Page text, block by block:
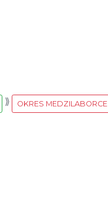
OKRES MEDZILABORCE